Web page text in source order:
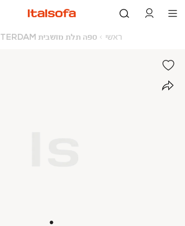
ראשי ראשי
ספה תלת מושבית AMSTERDAM